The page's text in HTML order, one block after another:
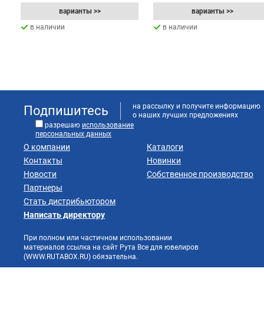
варианты >>
в наличии
варианты >>
в наличии
Подпишитесь
на рассылку и получите информацию
о наших лучших предложениях
разрешаю использование
персональных данных
О компании
Контакты
Новости
Партнеры
Стать дистрибьютором
Каталоги
Новинки
Собственное производство
Написать директору
При полном или частичном использовании
материалов ссылка на сайт Рута Все для ювелиров
(WWW.RUTABOX.RU) обязательна.